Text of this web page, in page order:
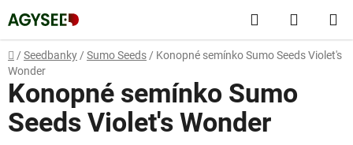
na
obsah
Hledat
KOŠÍK
Domů
/ Seedbanky / Sumo Seeds / Konopné semínko Sumo Seeds Violet's
Wonder
Konopné semínko Sumo
Seeds Violet's Wonder